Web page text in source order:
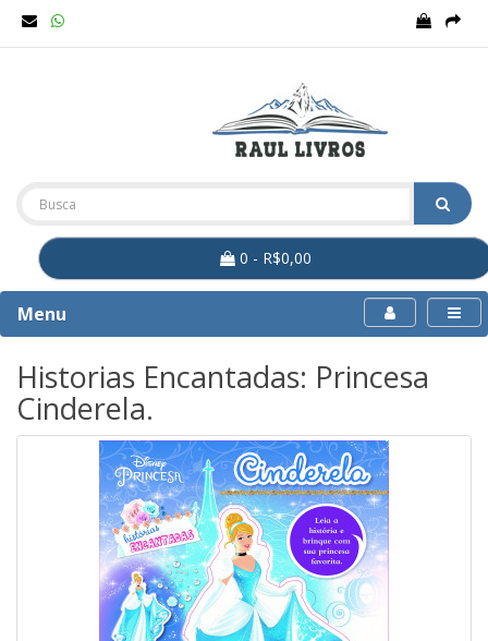
0 - R$0,00
Menu
Historias Encantadas: Princesa
Cinderela.